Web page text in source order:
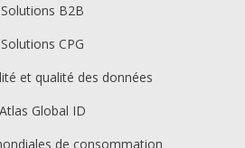
Solutions B2B
Solutions CPG
et qualité des données
Atlas Global ID
de consommation